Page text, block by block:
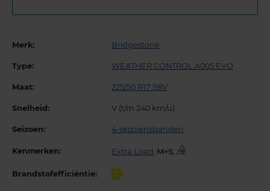
Merk: Bridgestone
Type: WEATHER CONTROL A005 EVO
Maat: 225/50 R17 98V
Snelheid: V (t/m 240 km/u)
Seizoen: 4-seizoensbanden
Kenmerken: Extra Load , ,
Brandstofefficiëntie: C